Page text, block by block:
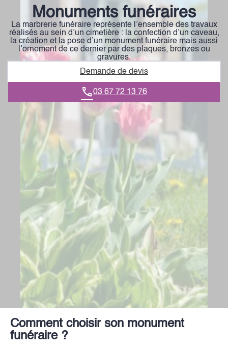
Monuments funéraires
La marbrerie funéraire représente l’ensemble des travaux
réalisés au sein d’un cimetière : la confection d’un caveau,
la création et la pose d’un monument funéraire mais aussi
l’ornement de ce dernier par des plaques, bronzes ou
gravures.
Demande de devis
03 67 72 13 76
Comment choisir son monument
funéraire ?